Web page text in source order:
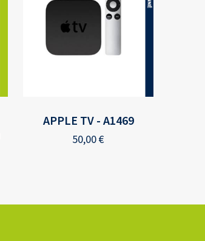
APPLE TV - A1469
50,00€